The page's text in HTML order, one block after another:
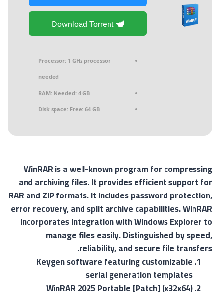
Download Torrent
Processor: 1 GHz processor
needed
RAM: Needed: 4 GB
Disk space: Free: 64 GB
WinRAR is a well-known program for compressing
and archiving files. It provides efficient support for
RAR and ZIP formats. It includes password protection,
error recovery, and split archive capabilities. WinRAR
incorporates integration with Windows Explorer to
manage files easily. Distinguished by speed,
reliability, and secure file transfers.
Keygen software featuring customizable
serial generation templates
WinRAR 2025 Portable [Patch] (x32x64)